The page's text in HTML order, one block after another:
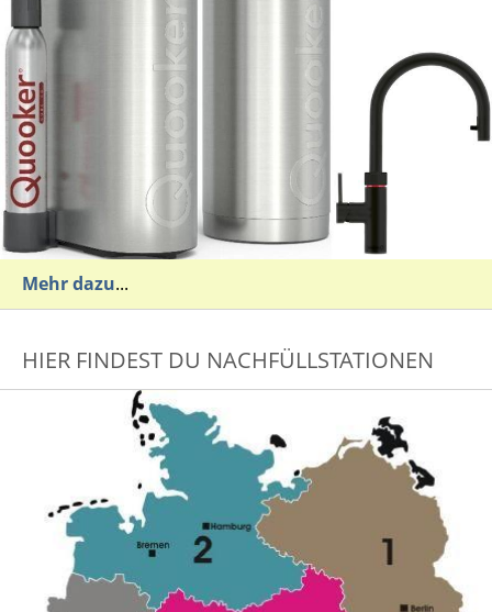
Mehr dazu...
HIER FINDEST DU NACHFÜLLSTATIONEN